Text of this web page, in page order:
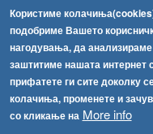
Користиме
подобриме Вашето
нагодувања, да анализираме
заштитиме нашата интернет
прифатете ги сите доколку
колачиња, променете и
со кликање на More info
[АХВ-претходна страна]
Соопштенија
Република Бугарија ги засили официјалните контроли при увоз на свежо овошје и зеленчук
Високите температури ризик од труење со храна, опасни се и за животните
Водата во Гостивар може да се користи како техничка, продолжува испораката на флаширана вода
Архива
Регистри
Обрасци